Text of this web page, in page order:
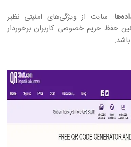
: سایت از ویژگی‌های امنیتی نظیر
حفظ حریم خصوصی کاربران برخوردار